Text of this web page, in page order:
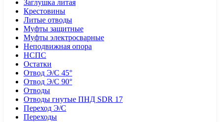
Заглушка литая
Крестовины
Литые отводы
Муфты защитные
Муфты электросварные
Неподвижная опора
НСПС
Остатки
Отвод Э/С 45°
Отвод Э/С 90°
Отводы
Отводы гнутые ПНД SDR 17
Переход Э/С
Переходы